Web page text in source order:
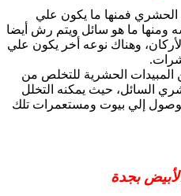
الحشري فمنها ما يكون علي
ومنها ما هو سائل ويتم رش أيضا
وهناك نوعه أخر يكون علي
المبيدات الحشرية للتخلص من
السائل، حيث يمكنه التخلل
إلي بيوت ومستعمرات تلك
بجدة